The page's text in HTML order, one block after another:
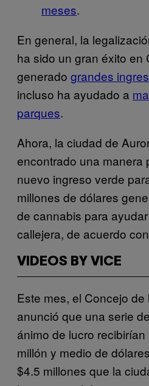
meses.
En general, la
ha sido un gran éxito en
generado grandes
incluso ha ayudado a
parques.
Ahora, la ciudad de
encontrado una manera
nuevo ingreso verde
millones de dólares
de cannabis para
callejera, de acuerdo
VIDEOS BY VICE
Este mes, el Concejo
anunció que una serie
ánimo de lucro
millón y medio de
$4.5 millones que la